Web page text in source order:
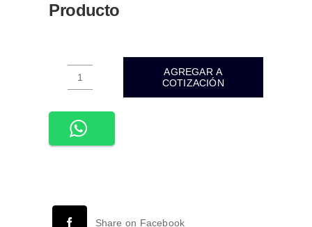
Producto
PLACA
CONTACTO
RJ45
CAT5
AGREGAR A
COTIZACIÓN
Share on Facebook